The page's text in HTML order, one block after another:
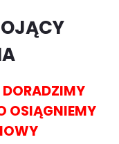
OSIĄGNIEMY